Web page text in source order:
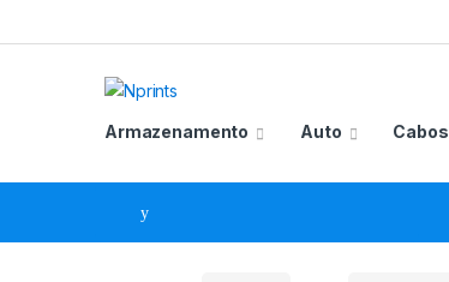
para
para
Armazenamento Auto Cabos